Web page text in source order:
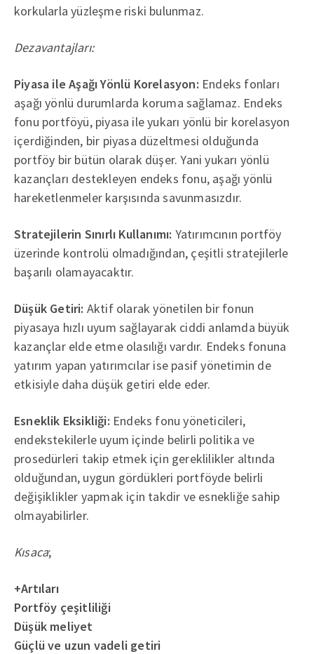
korkularla yüzleşme riski bulunmaz.
Dezavantajları:
Piyasa ile Aşağı Yönlü Korelasyon: Endeks fonları
aşağı yönlü durumlarda koruma sağlamaz. Endeks
fonu portföyü, piyasa ile yukarı yönlü bir korelasyon
içerdiğinden, bir piyasa düzeltmesi olduğunda
portföy bir bütün olarak düşer. Yani yukarı yönlü
kazançları destekleyen endeks fonu, aşağı yönlü
hareketlenmeler karşısında savunmasızdır.
Stratejilerin Sınırlı Kullanımı: Yatırımcının portföy
üzerinde kontrolü olmadığından, çeşitli stratejilerle
başarılı olamayacaktır.
Düşük Getiri: Aktif olarak yönetilen bir fonun
piyasaya hızlı uyum sağlayarak ciddi anlamda büyük
kazançlar elde etme olasılığı vardır. Endeks fonuna
yatırım yapan yatırımcılar ise pasif yönetimin de
etkisiyle daha düşük getiri elde eder.
Esneklik Eksikliği: Endeks fonu yöneticileri,
endekstekilerle uyum içinde belirli politika ve
prosedürleri takip etmek için gereklilikler altında
olduğundan, uygun gördükleri portföyde belirli
değişiklikler yapmak için takdir ve esnekliğe sahip
olmayabilirler.
Kısaca;
+Artıları
Portföy çeşitliliği
Düşük meliyet
Güçlü ve uzun vadeli getiri